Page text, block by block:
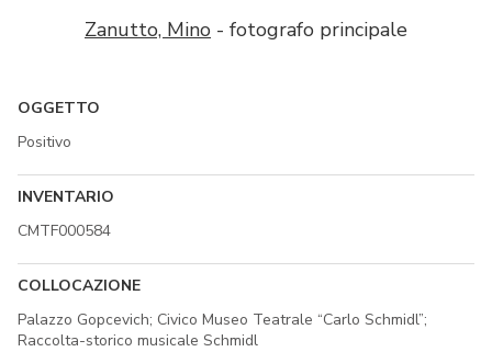
Zanutto, Mino - fotografo principale
OGGETTO
Positivo
INVENTARIO
CMTF000584
COLLOCAZIONE
Palazzo Gopcevich; Civico Museo Teatrale “Carlo Schmidl”;
Raccolta-storico musicale Schmidl